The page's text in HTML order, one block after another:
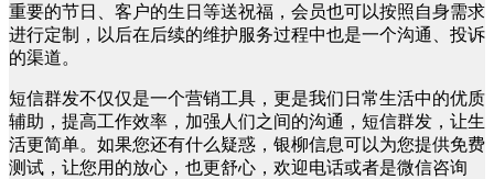
重要的节日、客户的生日等送祝福，会员也可以按照自身需求
进行定制，以后在后续的维护服务过程中也是一个沟通、投诉
的渠道。
短信群发不仅仅是一个营销工具，更是我们日常生活中的优质
辅助，提高工作效率，加强人们之间的沟通，短信群发，让生
活更简单。如果您还有什么疑惑，银柳信息可以为您提供免费
测试，让您用的放心，也更舒心，欢迎电话或者是微信咨询